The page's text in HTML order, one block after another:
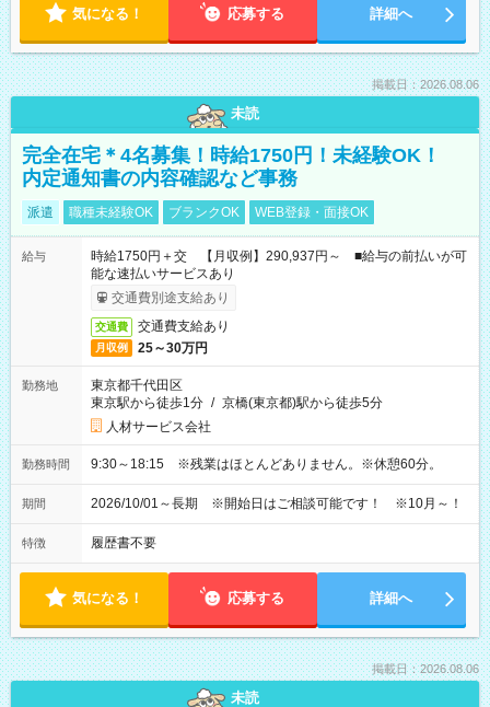
気になる！ 応募する 詳細へ
掲載日：2026.08.06
未読
完全在宅＊4名募集！時給1750円！未経験OK！
内定通知書の内容確認など事務
派遣 職種未経験OK ブランクOK WEB登録・面接OK
給与
時給1750円＋交 【月収例】290,937円～ ■給与の前払いが可
能な速払いサービスあり
交通費別途支給あり
交通費 交通費支給あり
月収例 25～30万円
勤務地
東京都千代田区
東京駅から徒歩1分 / 京橋(東京都)駅から徒歩5分
人材サービス会社
勤務時間 9:30～18:15 ※残業はほとんどありません。※休憩60分。
期間 2026/10/01～長期 ※開始日はご相談可能です！ ※10月～！
特徴 履歴書不要
気になる！ 応募する 詳細へ
掲載日：2026.08.06
未読